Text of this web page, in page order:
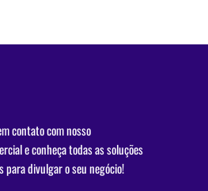
contato com nosso
e conheça todas as soluções
para divulgar o seu negócio!